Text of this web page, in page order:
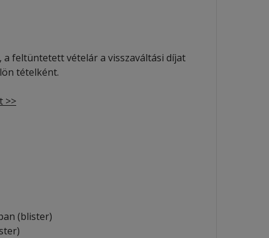
a feltüntetett vételár a visszaváltási díjat
tételként.
>>
(blister)